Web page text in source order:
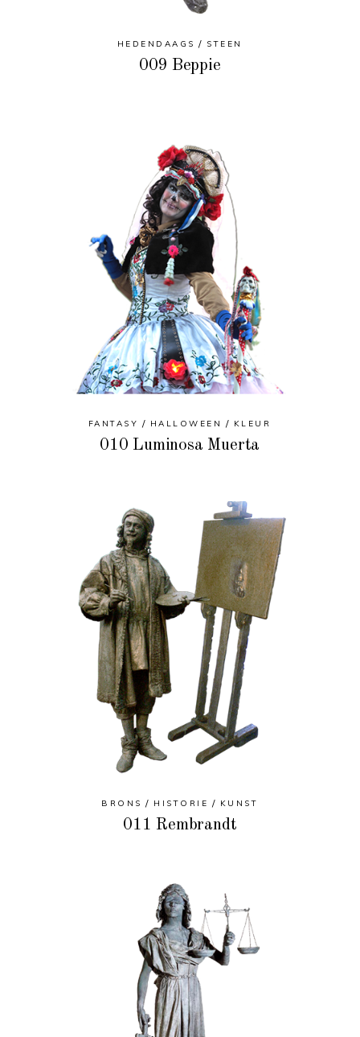
HEDENDAAGS STEEN
009 Beppie
FANTASY HALLOWEEN KLEUR
010 Luminosa Muerta
BRONS HISTORIE KUNST
011 Rembrandt